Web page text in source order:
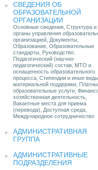
СВЕДЕНИЯ ОБ
ОБРАЗОВАТЕЛЬНОЙ
ОРГАНИЗАЦИИ
Основные сведения, Структура и
органы управления
организацией, Документы,
Образование, Образовательные
стандарты, Руководство.
Педагогический (научно-
педагогический) состав, МТО и
оснащенность образовательного
процесса, Стипендии и иные виды
материальной поддержки,
образовательные услуги,
хозяйственная деятельность,
Вакантные места для приема
(перевода), Доступная среда,
Международное сотрудничество
АДМИНИСТРАТИВНАЯ
ГРУППА
АДМИНИСТРАТИВНЫЕ
ПОДРАЗДЕЛЕНИЯ